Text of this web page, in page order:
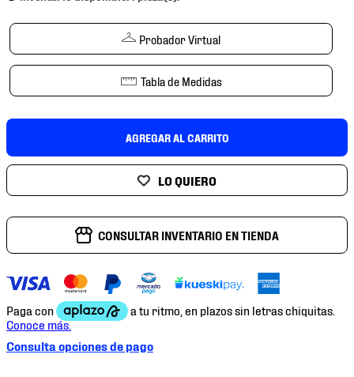
Probador Virtual
Tabla de Medidas
AGREGAR AL CARRITO
CONSULTAR INVENTARIO EN TIENDA
Consulta opciones de pago
9.
tenis niño